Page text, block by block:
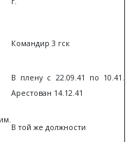
Командир 3 гск
В плену с 22.09.41 по 10.41.
Арестован 14.12.41
В той же должности